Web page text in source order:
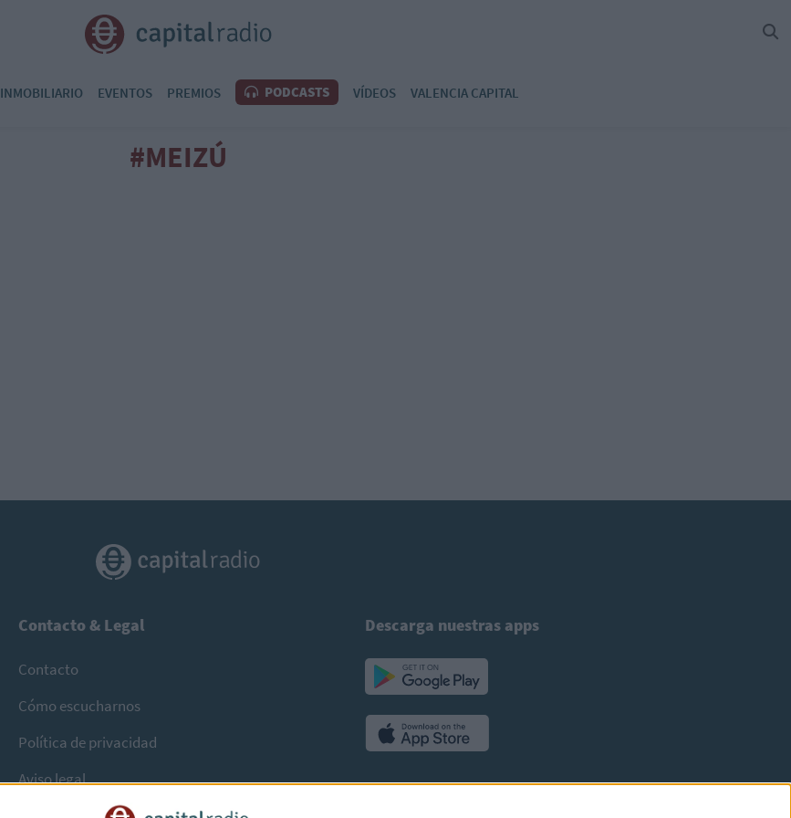
INMOBILIARIO EVENTOS PREMIOS PODCASTS VÍDEOS VALENCIA CAPITAL
#MEIZÚ
Contacto & Legal
Contacto
Cómo escucharnos
Política de privacidad
Aviso legal
Descarga nuestras apps